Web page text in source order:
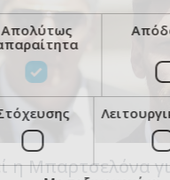
η Μπαρτσελόνα
Απολύτως